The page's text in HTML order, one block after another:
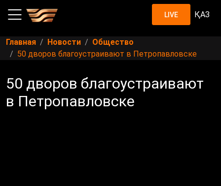
LIVE ҚАЗ
Главная Новости
Общество
50 дворов благоустраивают в Петропавловске
50 дворов благоустраивают
в Петропавловске